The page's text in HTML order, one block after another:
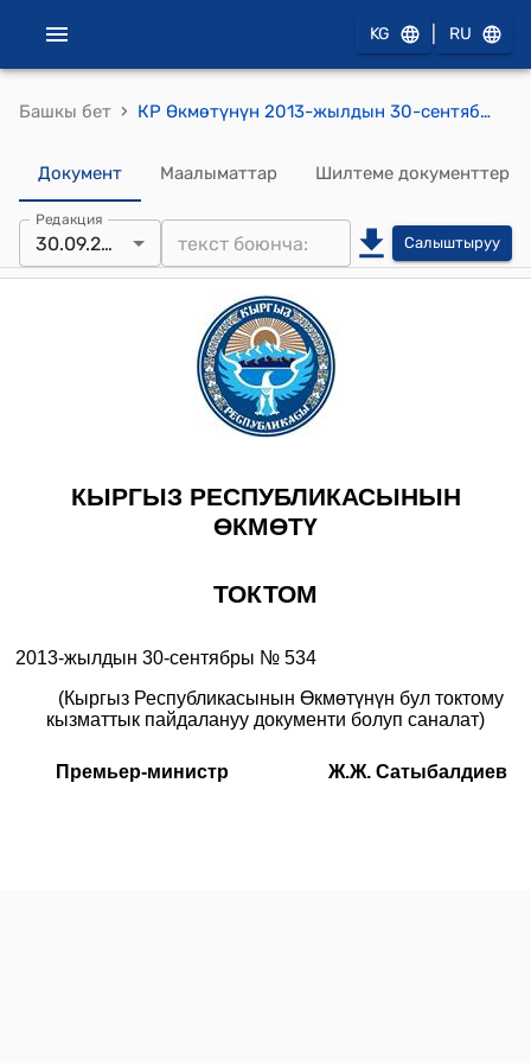
KG RU
Башкы бет › КР Өкмөтүнүн 2013-жылдын 30-сентябрындагы № 534 (Кыргыз Республикасынын Өкмөтүнүн бул токтому кызматтык пайдалануу документи болуп саналат) токотму
Документ Маалыматтар Шилтеме документтер
Редакция
30.09.2013 Салыштыруу